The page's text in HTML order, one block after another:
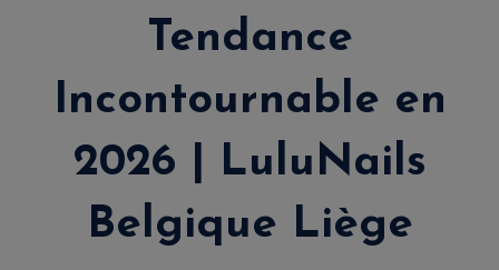
Tendance
Incontournable en
2026 | LuluNails
Belgique Liège